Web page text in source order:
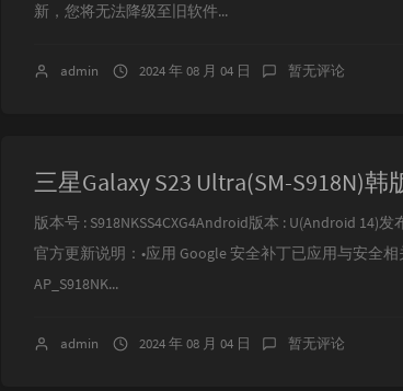
新，您将无法降级至旧软件...
admin 2024 年 08 月 04 日 暂无评论
三星Galaxy S23 Ultra(SM-S918N)韩
版本号 : S918NKSS4CXG4Android版本 : U(Android 14)
官方更新说明：•应用 Google 安全补丁已应用与安全
AP_S918NK...
admin 2024 年 08 月 04 日 暂无评论